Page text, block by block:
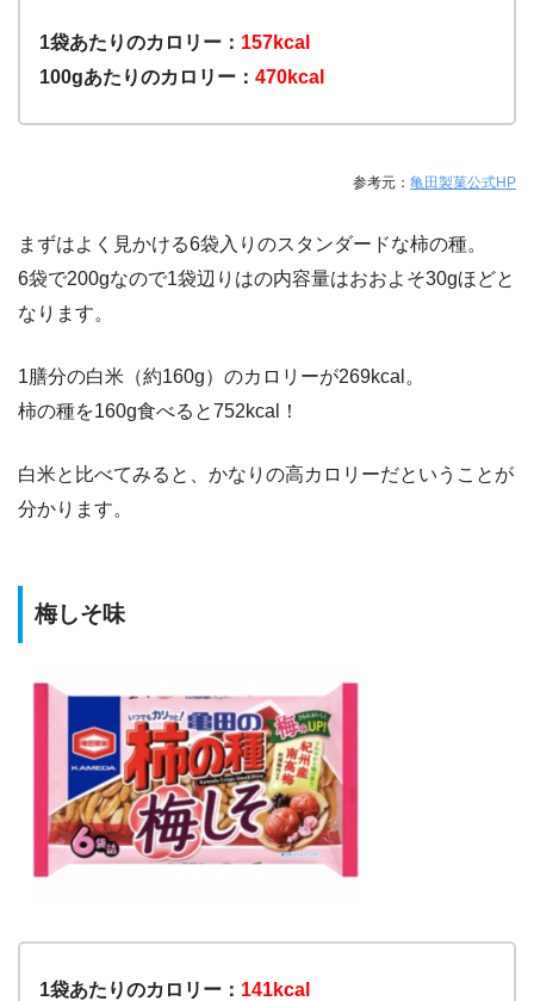
1袋あたりのカロリー： 157kcal
100gあたりのカロリー： 470kcal
参考元： 亀田製菓公式HP
まずはよく見かける6袋入りのスタンダードな柿の種。
6袋で200gなので1袋辺りはの内容量はおおよそ30gほどと
なります。
1膳分の白米（約160g）のカロリーが269kcal。
柿の種を160g食べると752kcal！
白米と比べてみると、かなりの高カロリーだということが
分かります。
梅しそ味
1袋あたりのカロリー： 141kcal